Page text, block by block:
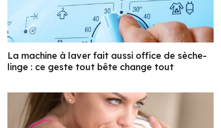
La machine à laver fait aussi office de sèche-
linge : ce geste tout bête change tout